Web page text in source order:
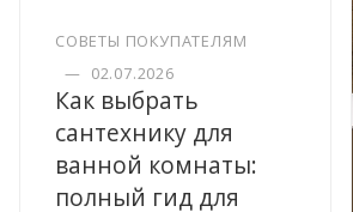
СОВЕТЫ ПОКУПАТЕЛЯМ
— 02.07.2026
Как выбрать
сантехнику для
ванной комнаты:
полный гид для